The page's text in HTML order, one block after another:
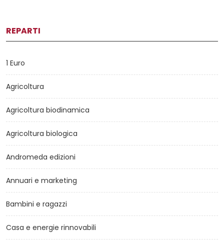
REPARTI
1 Euro
Agricoltura
Agricoltura biodinamica
Agricoltura biologica
Andromeda edizioni
Annuari e marketing
Bambini e ragazzi
Casa e energie rinnovabili